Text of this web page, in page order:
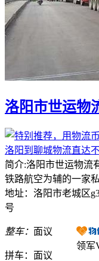
洛阳市世运物
洛阳到聊城物流直达
简介:洛阳市世运物流
铁路航空为辅的一家
地址：洛阳市老城区
号
整车： 面议
拼车： 面议
领军